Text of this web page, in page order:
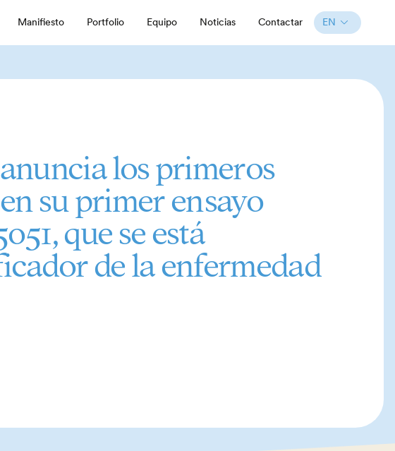
Manifiesto Portfolio Equipo Noticias Contactar EN
los primeros
su primer ensayo
que se está
de la enfermedad